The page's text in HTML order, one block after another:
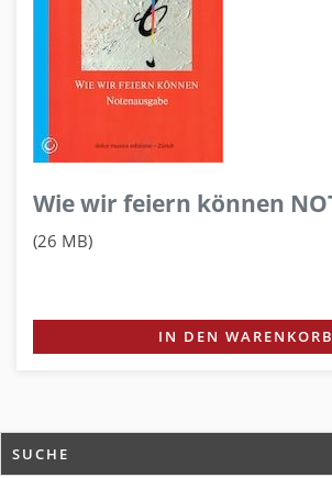
Wie wir feiern können
(26 MB)
IN DEN WARENKORB
SUCHE